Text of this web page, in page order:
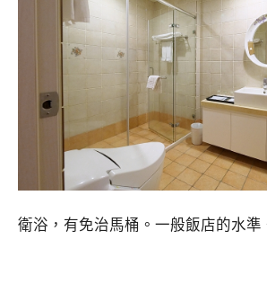
衛浴，有免治馬桶。一般飯店的水準